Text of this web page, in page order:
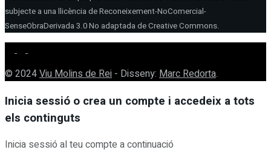
subjecte a una llicència de Reconeixement-NoComercial-
SenseObraDerivada 3.0 No adaptada de Creative Commons.
© 2024Viu Molins de Rei - Disseny: Marc Redorta.
Inicia sessió o crea un compte i accedeix a tots
els continguts
Inicia sessió al teu compte a continuació